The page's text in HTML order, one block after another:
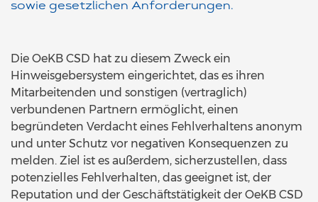
sowie gesetzlichen Anforderungen.
Die OeKB CSD hat zu diesem Zweck ein
Hinweisgebersystem eingerichtet, das es ihren
Mitarbeitenden und sonstigen (vertraglich)
verbundenen Partnern ermöglicht, einen
begründeten Verdacht eines Fehlverhaltens anonym
und unter Schutz vor negativen Konsequenzen zu
melden. Ziel ist es außerdem, sicherzustellen, dass
potenzielles Fehlverhalten, das geeignet ist, der
Reputation und der Geschäftstätigkeit der OeKB CSD